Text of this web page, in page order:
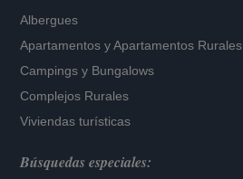
Albergues
Apartamentos yApartamentos Rurales
Campings y Bungalows
Complejos Rurales
Viviendas turísticas
Búsquedas especiales: